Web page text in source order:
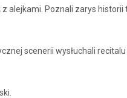
alejkami. Poznali zarys historii
scenerii wysłuchali